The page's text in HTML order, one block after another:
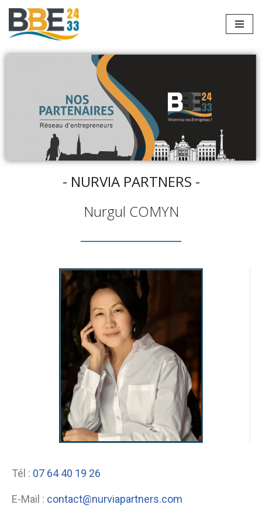
Aller
- NURVIA PARTNERS -
Nurgul COMYN
Tél : 07 64 40 19 26
E-Mail : contact@nurviapartners.com